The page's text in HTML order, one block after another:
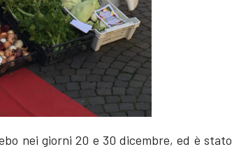
nei giorni 20 e 30 dicembre, ed è stato